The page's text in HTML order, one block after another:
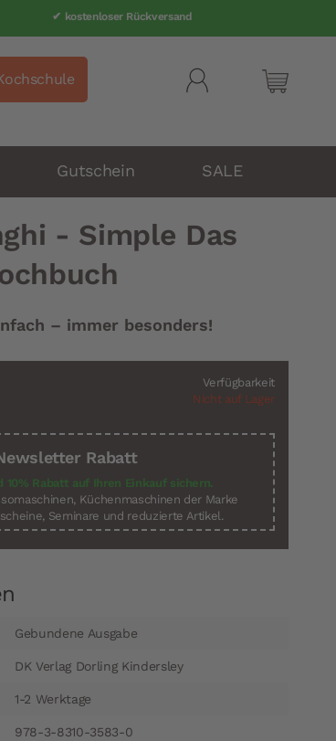
✔ kostenloser Rückversand
Mein
Gutschein SALE
- Simple Das
– immer besonders!
Verfügbarkeit
Nicht auf Lager
Rabatt
Rabatt auf Ihren Einkauf sichern.
Küchenmaschinen der Marke
Seminare und reduzierte Artikel.
Gebundene Ausgabe
DK Verlag Dorling Kindersley
1-2 Werktage
978-3-8310-3583-0